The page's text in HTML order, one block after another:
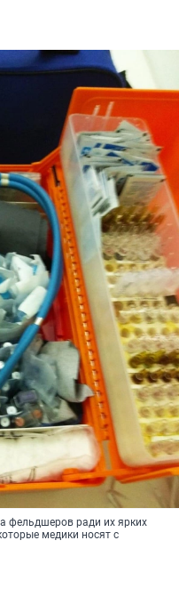
фельдшеров ради их ярких
медики носят с